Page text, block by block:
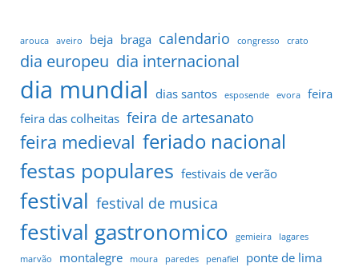
arouca aveiro beja braga calendario congresso crato
dia europeu dia internacional
dia mundial dias santos esposende evora
feira
feira das colheitas feira de artesanato
feira medieval feriado nacional
festas populares festivais de verão
festival festival de musica
festival gastronomico gemieira
lagares
marvão
montalegre moura paredes penafiel ponte de lima